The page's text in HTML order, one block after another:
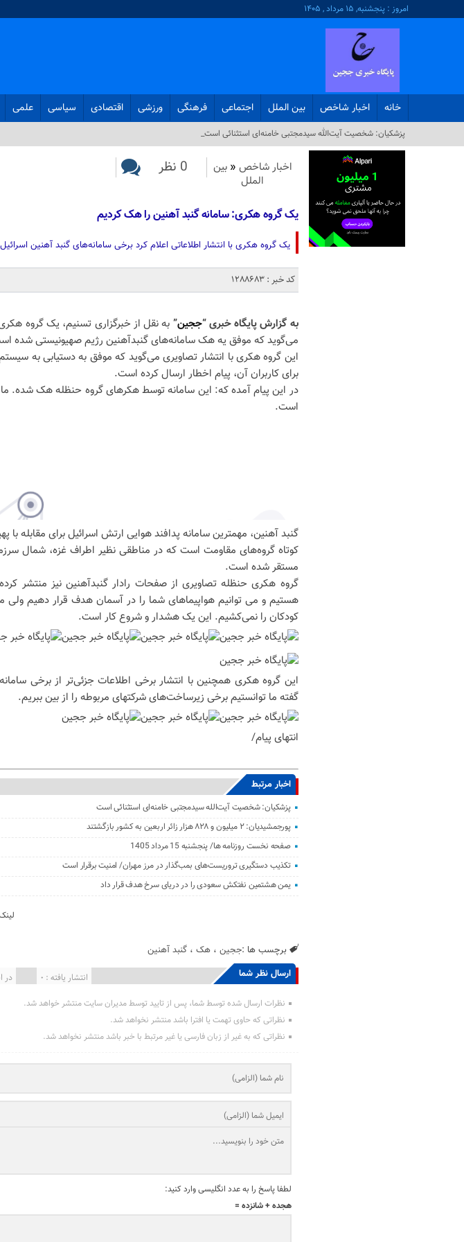
امروز : پنجشنبه, ۱۵ مرداد , ۱۴۰۵
خانه اخبار شاخص بین الملل اجتماعی فرهنگی ورزشی اقتصادی سیاسی علمی
پزشکیان: شخصیت آیت‌الله سیدمجتبی خامنه‌ای استثنائی است_
اخبار شاخص « بین
الملل
0 نظر
یک گروه هکری: سامانه گنبد آهنین را هک کردیم
یک گروه هکری با انتشار اطلاعاتی اعلام کرد برخی سامانه‌های گنبد آهنین
کد خبر : 1288683
به گزارش پایگاه خبری “ججین” به نقل از خبرگزاری تسنیم، یک گروه
می‌گوید که موفق یه هک سامانه‌های گنبدآهنین رژیم صهیونیستی شده
این گروه هکری با انتشار تصاویری می‌گوید که موفق به دستیابی به
برای کاربران آن، پیام اخطار ارسال کرده است.
در این پیام آمده که: این سامانه توسط هکرهای گروه حنظله هک شده.
است.
گنبد آهنین، مهمترین سامانه پدافند هوایی ارتش اسرائیل برای مقابله با
کوتاه گروه‌های مقاومت است که در مناطقی نظیر اطراف غزه، شمال
مستقر شده است.
گروه هکری حنظله تصاویری از صفحات رادار گنبدآهنین نیز منتشر
هستیم و می توانیم هواپیماهای شما را در آسمان هدف قرار دهیم ولی
کودکان را نمی‌کشیم. این یک هشدار و شروع کار است.
این گروه هکری همچنین با انتشار برخی اطلاعات جزئی‌تر از برخی
گفته ما توانستیم برخی زیرساخت‌های شرکتهای مربوطه را از بین ببریم.
انتهای پیام/
اخبار مرتبط
پزشکیان: شخصیت آیت‌الله سیدمجتبی خامنه‌ای استثنائی است
پورجمشیدیان: ۲ میلیون و ۸۲۸ هزار زائر اربعین به کشور بازگشتند
صفحه نخست روزنامه ها/ پنجشنبه 15 مرداد 1405
تکذیب دستگیری تروریست‌های بمب‌گذار در مرز مهران/ امنیت برقرار است
یمن هشتمین نفتکش سعودی را در دریای سرخ هدف قرار داد
برچسب ها :ججین ،هک ،گنبد آهنین
ارسال نظر شما در انتشار یافته : 0
نظرات ارسال شده توسط شما، پس از تایید توسط مدیران سایت منتشر خواهد شد.
نظراتی که حاوی تهمت یا افترا باشد منتشر نخواهد شد.
نظراتی که به غیر از زبان فارسی یا غیر مرتبط با خبر باشد منتشر نخواهد شد.
لطفا پاسخ را به عدد انگلیسی وارد کنید:
هجده + شانزده =